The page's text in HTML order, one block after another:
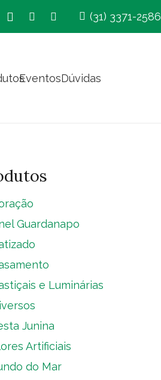
(31) 3371-2586
EventosDúvidas
Guardanapo
e Luminárias
Junina
Artificiais
do Mar